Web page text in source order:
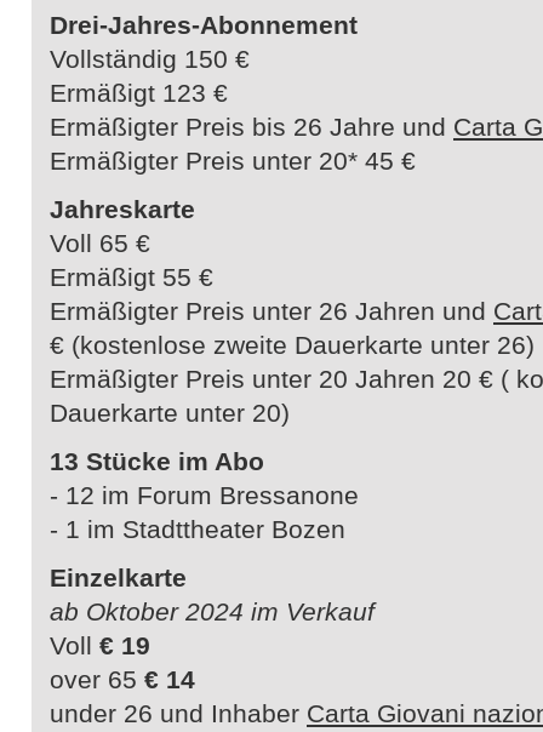
Drei-Jahres-Abonnement
Vollständig 150 €
Ermäßigt 123 €
Ermäßigter Preis bis 26 Jahre und Carta
Ermäßigter Preis unter 20* 45 €
Jahreskarte
Voll 65 €
Ermäßigt 55 €
Ermäßigter Preis unter 26 Jahren und
€ (kostenlose zweite Dauerkarte unter 26)
Ermäßigter Preis unter 20 Jahren 20 € (
Dauerkarte unter 20)
13 Stücke im Abo
- 12 im Forum Bressanone
- 1 im Stadttheater Bozen
Einzelkarte
ab Oktober 2024 im Verkauf
Voll € 19
over 65 € 14
under 26 und Inhaber Carta Giovani